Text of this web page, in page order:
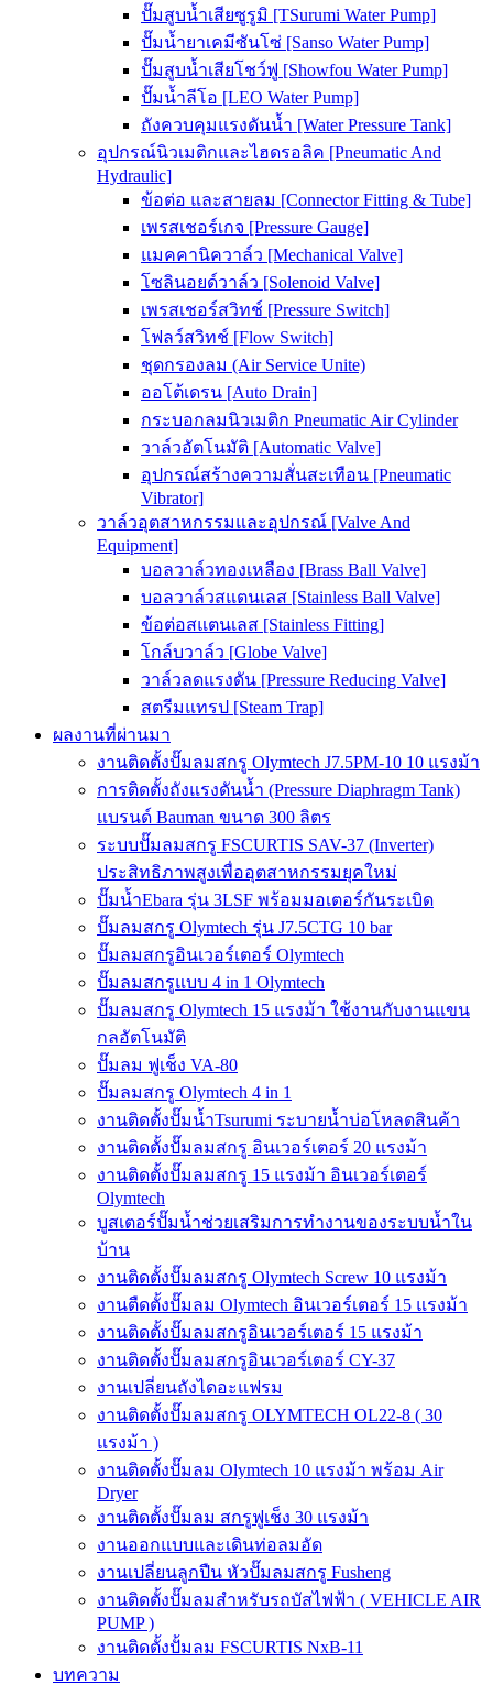
ปั๊มสูบน้ำเสียซูรูมิ [TSurumi Water Pump]
ปั๊มน้ำยาเคมีซันโซ่ [Sanso Water Pump]
ปั๊มสูบน้ำเสียโชว์ฟู [Showfou Water Pump]
ปั๊มน้ำลีโอ [LEO Water Pump]
ถังควบคุมแรงดันน้ำ [Water Pressure Tank]
อุปกรณ์นิวเมติกและไฮดรอลิค [Pneumatic And
Hydraulic]
ข้อต่อ และสายลม [Connector Fitting & Tube]
เพรสเชอร์เกจ [Pressure Gauge]
แมคคานิควาล์ว [Mechanical Valve]
โซลินอยด์วาล์ว [Solenoid Valve]
เพรสเชอร์สวิทช์ [Pressure Switch]
โฟลว์สวิทช์ [Flow Switch]
ชุดกรองลม (Air Service Unite)
ออโต้เดรน [Auto Drain]
กระบอกลมนิวเมติก Pneumatic Air Cylinder
วาล์วอัตโนมัติ [Automatic Valve]
อุปกรณ์สร้างความสั่นสะเทือน [Pneumatic
Vibrator]
วาล์วอุตสาหกรรมและอุปกรณ์ [Valve And
Equipment]
บอลวาล์วทองเหลือง [Brass Ball Valve]
บอลวาล์วสแตนเลส [Stainless Ball Valve]
ข้อต่อสแตนเลส [Stainless Fitting]
โกล์บวาล์ว [Globe Valve]
วาล์วลดแรงดัน [Pressure Reducing Valve]
สตรีมแทรป [Steam Trap]
ผลงานที่ผ่านมา
งานติดตั้งปั๊มลมสกรู Olymtech J7.5PM-10 10 แรงม้า
การติดตั้งถังแรงดันน้ำ (Pressure Diaphragm Tank)
แบรนด์ Bauman ขนาด 300 ลิตร
ระบบปั๊มลมสกรู FSCURTIS SAV-37 (Inverter)
ประสิทธิภาพสูงเพื่ออุตสาหกรรมยุคใหม่
ปั๊มน้ำEbara รุ่น 3LSF พร้อมมอเตอร์กันระเบิด
ปั๊มลมสกรู Olymtech รุ่น J7.5CTG 10 bar
ปั๊มลมสกรูอินเวอร์เตอร์ Olymtech
ปั๊มลมสกรูแบบ 4 in 1 Olymtech
ปั๊มลมสกรู Olymtech 15 แรงม้า ใช้งานกับงานแขน
กลอัตโนมัติ
ปั๊มลม ฟูเช็ง VA-80
ปั๊มลมสกรู Olymtech 4 in 1
งานติดตั้งปั๊มน้ำTsurumi ระบายน้ำบ่อโหลดสินค้า
งานติดตั้งปั๊มลมสกรู อินเวอร์เตอร์ 20 แรงม้า
งานติดตั้งปั๊มลมสกรู 15 แรงม้า อินเวอร์เตอร์
Olymtech
บูสเตอร์ปั๊มน้ำช่วยเสริมการทำงานของระบบน้ำใน
บ้าน
งานติดตั้งปั๊มลมสกรู Olymtech Screw 10 แรงม้า
งานตืดตั้งปั๊มลม Olymtech อินเวอร์เตอร์ 15 แรงม้า
งานติดตั้งปั๊มลมสกรูอินเวอร์เตอร์ 15 แรงม้า
งานติดตั้งปั๊มลมสกรูอินเวอร์เตอร์ CY-37
งานเปลี่ยนถังไดอะแฟรม
งานติดตั้งปั๊มลมสกรู OLYMTECH OL22-8 ( 30
แรงม้า )
งานติดตั้งปั๊มลม Olymtech 10 แรงม้า พร้อม Air
Dryer
งานติดตั้งปั๊มลม สกรูฟูเช็ง 30 แรงม้า
งานออกแบบและเดินท่อลมอัด
งานเปลี่ยนลูกปืน หัวปั๊มลมสกรู Fusheng
งานติดตั้งปั๊มลมสำหรับรถบัสไฟฟ้า ( VEHICLE AIR
PUMP )
งานติดตั้งปั้มลม FSCURTIS NxB-11
บทความ